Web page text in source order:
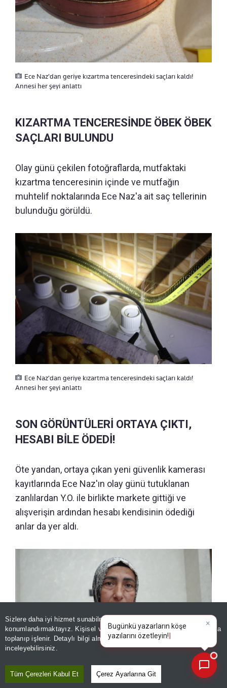
Sizlere daha iyi hizmet sunabilmek adına sitemizde
konumlandırmaktayız. Kişisel verileriniz, KVKK ve GDPR kapsamında
toplanıp işlenir. Detaylı bilgi almak içinAydınlatma Metnimizi
inceleyebilirsiniz.
Tüm Çerezleri Kabul Et Çerez Ayarlarına Git
Ece Naz'dan geriye kızartma tenceresindeki saçları kaldı!
Annesi her şeyi anlattı
KIZARTMA TENCERESİNDE ÖBEK ÖBEK
SAÇLARI BULUNDU
Olay günü çekilen fotoğraflarda, mutfaktaki
kızartma tenceresinin içinde ve mutfağın
muhtelif noktalarında Ece Naz'a ait saç tellerinin
bulunduğu görüldü.
Ece Naz'dan geriye kızartma tenceresindeki saçları kaldı!
Annesi her şeyi anlattı
SON GÖRÜNTÜLERİ ORTAYA ÇIKTI,
HESABI BİLE ÖDEDİ!
Öte yandan, ortaya çıkan yeni güvenlik kamerası
kayıtlarında Ece Naz'ın olay günü tutuklanan
zanlılardan Y.O. ile birlikte markete gittiği ve
alışverişin ardından hesabı kendisinin ödediği
anlar da yer aldı.
B|